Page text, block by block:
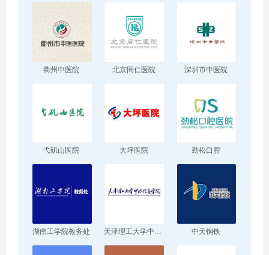
衢州中医院 北京同仁医院 深圳市中医院
弋矶山医院 大坪医院 劲松口腔
湖南工学院教务处 中天钢铁